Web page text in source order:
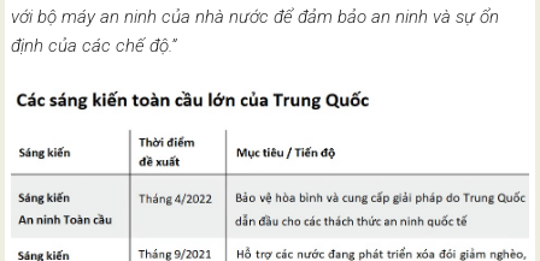
với bộ máy an ninh của nhà nước để đảm bảo an ninh và sự ổn
định của các chế độ.”